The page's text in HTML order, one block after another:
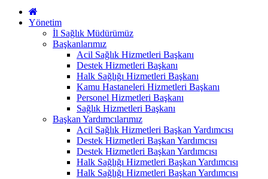
Yönetim
İl Sağlık Müdürümüz
Başkanlarımız
Acil Sağlık Hizmetleri Başkanı
Destek Hizmetleri Başkanı
Halk Sağlığı Hizmetleri Başkanı
Kamu Hastaneleri Hizmetleri Başkanı
Personel Hizmetleri Başkanı
Sağlık Hizmetleri Başkanı
Başkan Yardımcılarımız
Acil Sağlık Hizmetleri Başkan Yardımcısı
Destek Hizmetleri Başkan Yardımcısı
Destek Hizmetleri Başkan Yardımcısı
Halk Sağlığı Hizmetleri Başkan Yardımcısı
Halk Sağlığı Hizmetleri Başkan Yardımcısı